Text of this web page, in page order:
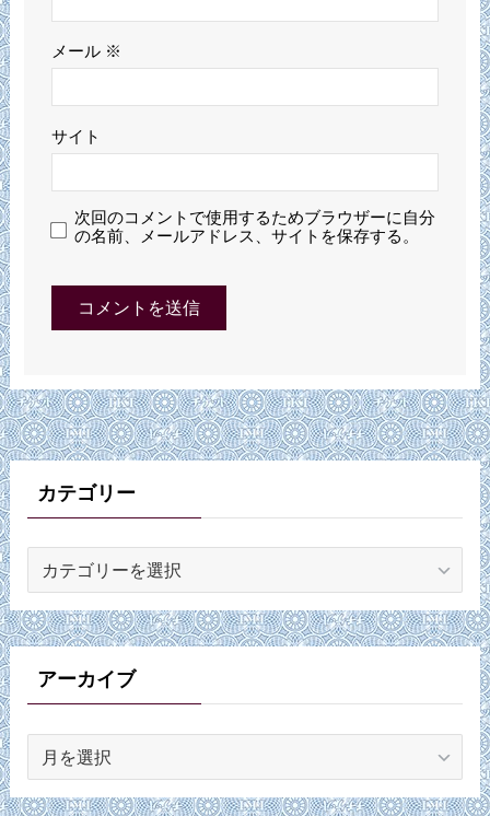
メール ※
サイト
次回のコメントで使用するためブラウザーに自分
の名前、メールアドレス、サイトを保存する。
カテゴリー
ゴ
リ
ーアーカイブ
カ